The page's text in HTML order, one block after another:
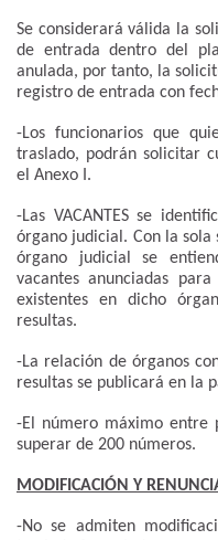
Se considerará válida la
de entrada dentro del
anulada, por tanto, la
registro de entrada con
-Los funcionarios que
traslado, podrán solicitar
el Anexo I.
-Las VACANTES se
órgano judicial. Con la
órgano judicial se
vacantes anunciadas
existentes en dicho
resultas.
-La relación de órganos
resultas se publicará en la
-El número máximo entre
superar de 200 números.
MODIFICACIÓN Y
-No se admiten